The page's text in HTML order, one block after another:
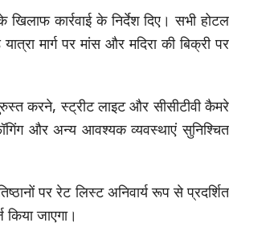
कार्रवाई के निर्देश दिए। सभी होटल
मार्ग पर मांस और मदिरा की बिक्री पर
करने, स्ट्रीट लाइट और सीसीटीवी कैमरे
और अन्य आवश्यक व्यवस्थाएं सुनिश्चित
पर रेट लिस्ट अनिवार्य रूप से प्रदर्शित
जाएगा।